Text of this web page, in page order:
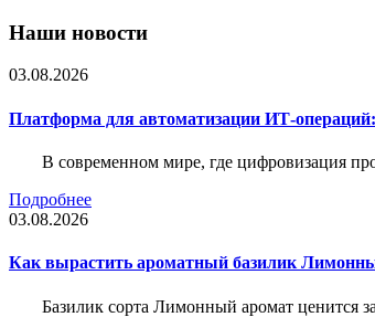
Наши новости
03.08.2026
Платформа для автоматизации ИТ-
В современном мире, где цифровизация
Подробнее
03.08.2026
Как вырастить ароматный базилик
Базилик сорта Лимонный аромат ценится